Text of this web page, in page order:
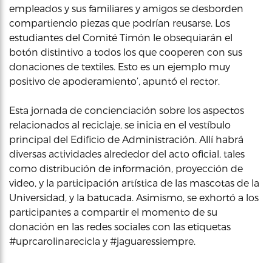
empleados y sus familiares y amigos se desborden
compartiendo piezas que podrían reusarse. Los
estudiantes del Comité Timón le obsequiarán el
botón distintivo a todos los que cooperen con sus
donaciones de textiles. Esto es un ejemplo muy
positivo de apoderamiento’, apuntó el rector.
Esta jornada de concienciación sobre los aspectos
relacionados al reciclaje, se inicia en el vestíbulo
principal del Edificio de Administración. Allí habrá
diversas actividades alrededor del acto oficial, tales
como distribución de información, proyección de
video, y la participación artística de las mascotas de la
Universidad, y la batucada. Asimismo, se exhortó a los
participantes a compartir el momento de su
donación en las redes sociales con las etiquetas
#uprcarolinarecicla y #jaguaressiempre.